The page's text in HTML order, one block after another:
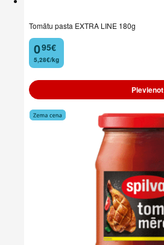
Tomātu pasta EXTRA LINE 180g
0
. 95€
5,28€/kg
Pievienot